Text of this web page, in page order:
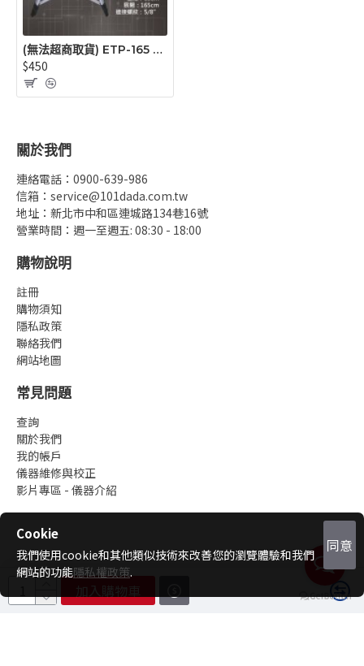
加入購物車
(無法超商取貨) ETP-165 輕昇腳架(65~165公分) 三段式升降腳架(雷射水平儀 / 墨線儀用)
$450
關於我們
連絡電話：0900-639-986
信箱：service@101dada.com.tw
地址：新北市中和區連城路134巷16號
營業時間：週一至週五: 08:30 - 18:00
購物說明
註冊
購物須知
隱私政策
聯絡我們
網站地圖
常見問題
查詢
關於我們
我的帳戶
儀器維修與校正
影片專區 - 儀器介紹
同意
Cookie
我們使用cookie和其他類似技術來改善您的瀏覽體驗和我們
網站的功能隱私權政策.